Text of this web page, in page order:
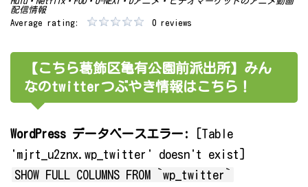
配信情報
Average rating:
0 reviews
【こちら葛飾区亀有公園前派出所】みん
なのtwitterつぶやき情報はこちら！
WordPress データベースエラー:
[Table
'mjrt_u2znx.wp_twitter' doesn't exist]
SHOW FULL COLUMNS FROM `wp_twitter`